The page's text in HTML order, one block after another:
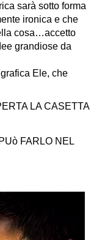
sarà sotto forma
ironica e che
cosa…accetto
grandiose da
Ele, che
LA CASETTA
FARLO NEL